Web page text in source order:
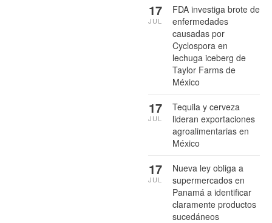
FDA investiga brote de
enfermedades
causadas por
Cyclospora en
lechuga iceberg de
Taylor Farms de
México
17
JUL
Tequila y cerveza
lideran exportaciones
agroalimentarias en
México
17
JUL
Nueva ley obliga a
supermercados en
Panamá a identificar
claramente productos
sucedáneos
17
JUL